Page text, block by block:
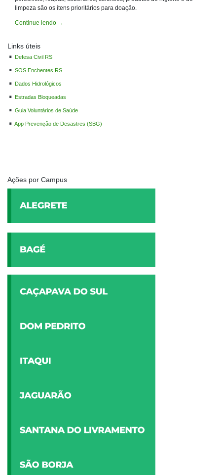
limpeza são os itens prioritários para doação.
Continue lendo →
Links úteis
Defesa Civil RS
SOS Enchentes RS
Dados Hidrológicos
Estradas Bloqueadas
Guia Voluntários de Saúde
App Prevenção de Desastres (SBG)
Ações por Campus